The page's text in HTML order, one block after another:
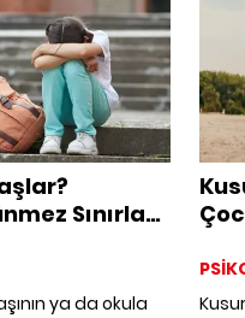
tehdit olarak
açısıyla bu
çok daha
Sınırlar
ya da okula